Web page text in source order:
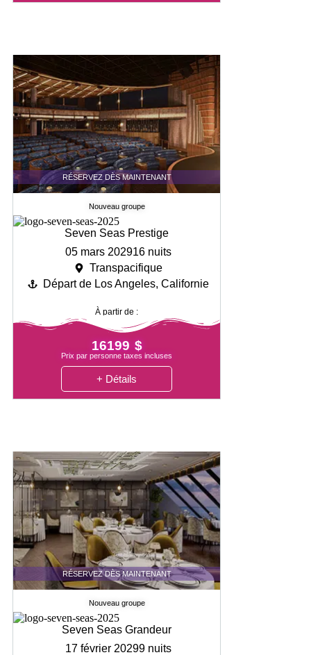
RÉSERVEZ DÈS MAINTENANT
Nouveau groupe
Seven Seas Prestige
05 mars 202916 nuits
Transpacifique
Départ de Los Angeles, Californie
À partir de :
16199 $
Prix par personne taxes incluses
+ Détails
RÉSERVEZ DÈS MAINTENANT
Nouveau groupe
Seven Seas Grandeur
17 février 20299 nuits